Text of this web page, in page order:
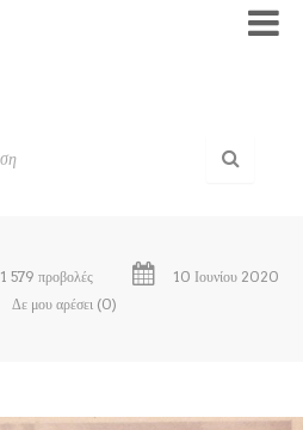
1 579 προβολές
10 Ιουνίου 2020
Δε μου αρέσει (0)